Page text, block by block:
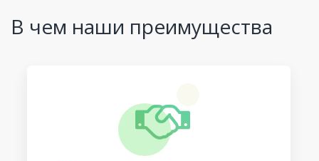
В чем наши преимущества